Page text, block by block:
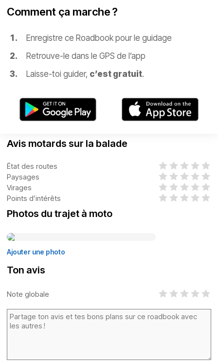
Comment ça marche ?
Enregistre ce Roadbook pour le guidage
Retrouve-le dans le GPS de l’app
Laisse-toi guider, c’est gratuit.
Avis motards sur la balade
État des routes
Paysages
Virages
Points d’intérêts
Photos du trajet à moto
Ajouter une photo
Ton avis
Note globale